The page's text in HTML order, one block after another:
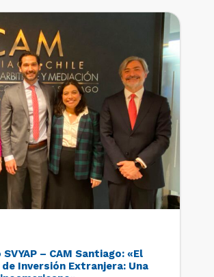
– CAM Santiago: «El
Inversión Extranjera: Una